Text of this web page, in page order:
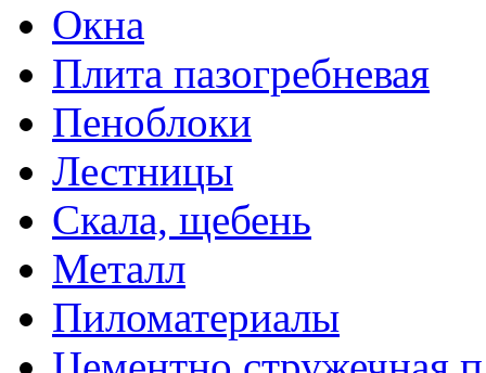
Окна
Плита пазогребневая
Пеноблоки
Лестницы
Скала, щебень
Металл
Пиломатериалы